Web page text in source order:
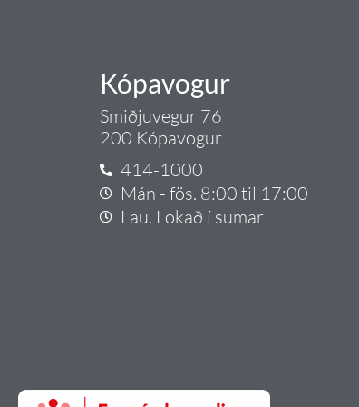
Kópavogur
Smiðjuvegur 76
200 Kópavogur
414-1000
Mán - fös. 8:00 til 17:00
Lau. Lokað í sumar